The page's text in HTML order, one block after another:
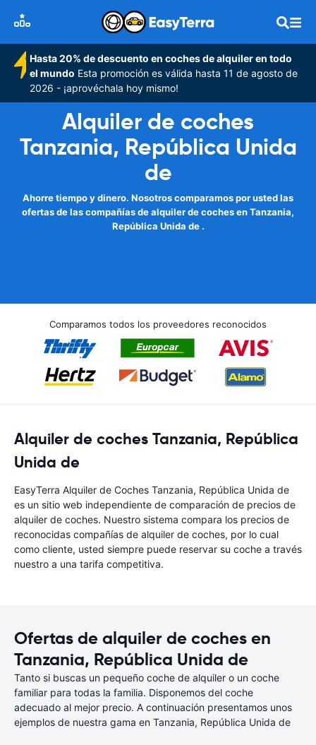
Hasta 20% de descuento en coches de alquiler en todo
el mundo Esta promoción es válida hasta 11 de agosto de
2026 - ¡aprovéchala hoy mismo!
Alquiler de coches
Tanzania, República Unida
de
Ahorre tiempo y dinero. Nosotros comparamos por usted las
ofertas de las compañías de alquiler de coches en Tanzania,
República Unida de .
Comparamos todos los proveedores reconocidos
Alquiler de coches Tanzania, República
Unida de
EasyTerra Alquiler de Coches Tanzania, República Unida de
es un sitio web independiente de comparación de precios de
alquiler de coches. Nuestro sistema compara los precios de
reconocidas compañías de alquiler de coches, por lo cual
como cliente, usted siempre puede reservar su coche a través
nuestro a una tarifa competitiva.
Ofertas de alquiler de coches en
Tanzania, República Unida de
Tanto si buscas un pequeño coche de alquiler o un coche
familiar para todas la familia. Disponemos del coche
adecuado al mejor precio. A continuación presentamos unos
ejemplos de nuestra gama en Tanzania, República Unida de